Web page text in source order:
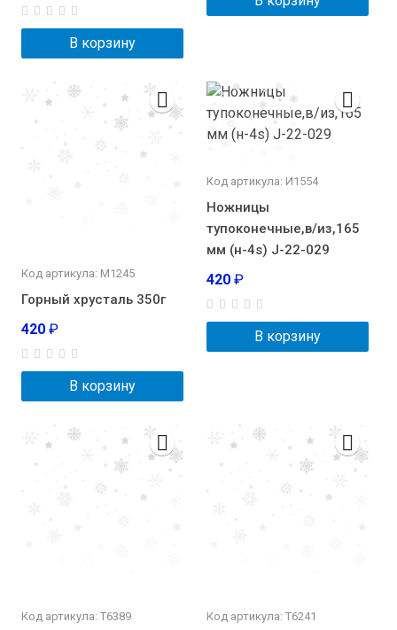
В корзину
Код артикула: М1245
Горный хрусталь 350г
420 ₽
В корзину
Код артикула: И1554
Ножницы
тупоконечные,в/из,165
мм (н-4s) J-22-029
420 ₽
В корзину
Код артикула: Т6389 Код артикула: Т6241